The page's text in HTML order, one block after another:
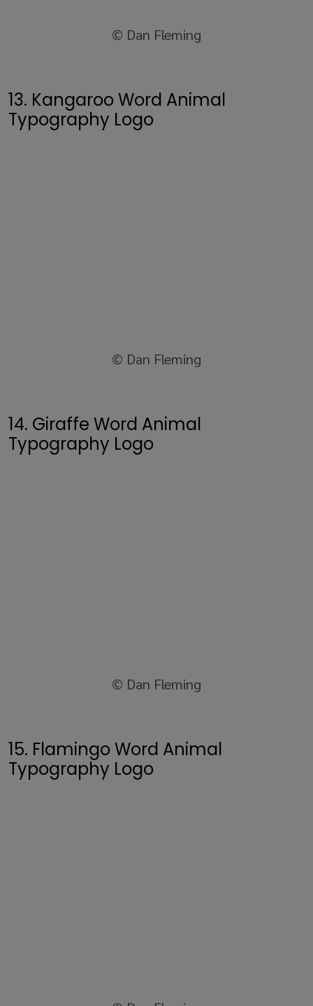
© Dan Fleming
13. Kangaroo Word Animal
Typography Logo
© Dan Fleming
14. Giraffe Word Animal
Typography Logo
© Dan Fleming
15. Flamingo Word Animal
Typography Logo